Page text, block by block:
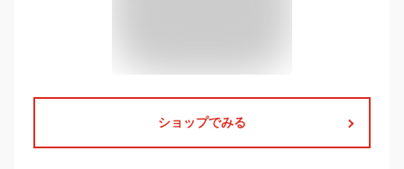
ショップでみる